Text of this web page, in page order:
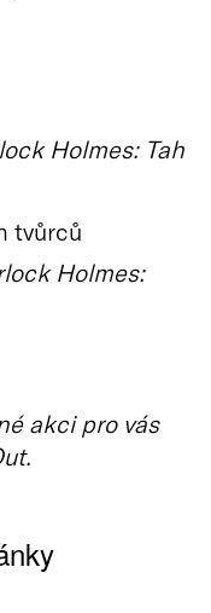
Holmes: Tah
tvůrců
Holmes:
akci pro vás